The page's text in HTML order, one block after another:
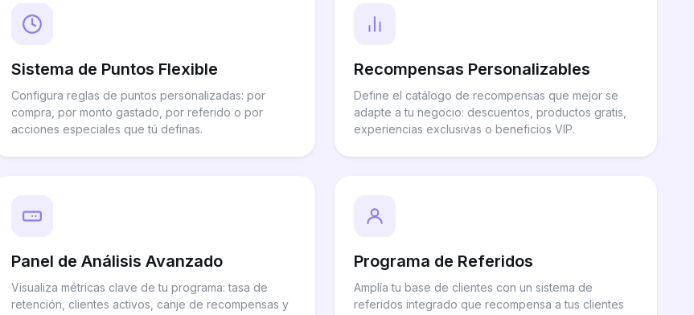
Sistema de Puntos Flexible
Configura reglas de puntos personalizadas: por
compra, por monto gastado, por referido o por
acciones especiales que tú definas.
Recompensas Personalizables
Define el catálogo de recompensas que mejor se
adapte a tu negocio: descuentos, productos gratis,
experiencias exclusivas o beneficios VIP.
Panel de Análisis Avanzado
Visualiza métricas clave de tu programa: tasa de
retención, clientes activos, canje de recompensas y
Programa de Referidos
Amplía tu base de clientes con un sistema de
referidos integrado que recompensa a tus clientes